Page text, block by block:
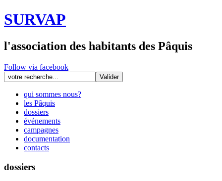
SURVAP
l'association des habitants des Pâquis
Follow via facebook
qui sommes nous?
les Pâquis
dossiers
événements
campagnes
documentation
contacts
dossiers